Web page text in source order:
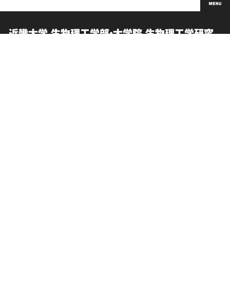
近畿大学 生物理工学部・大学院 生物理工学研究